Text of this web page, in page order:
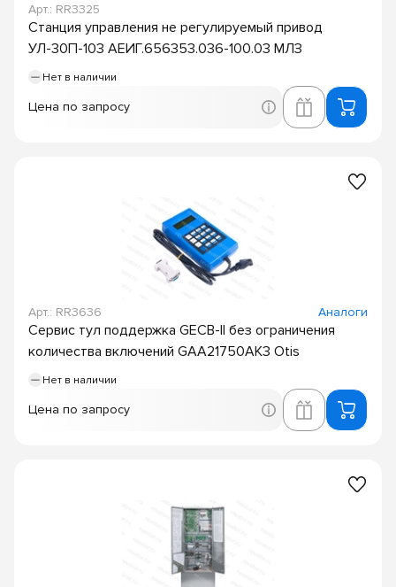
Арт.: RR3325
Станция управления не регулируемый привод
УЛ-30П-103 АЕИГ.656353.036-100.03 МЛЗ
Нет в наличии
Цена по запросу
Арт.: RR3636 Аналоги
Сервис тул поддержка GECB-II без ограничения
количества включений GAA21750AK3 Otis
Нет в наличии
Цена по запросу